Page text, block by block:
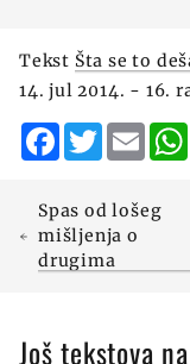
Tekst Šta se to
14. jul 2014. - 16.
Facebook
Twitter
Spas od lošeg
mišljenja o
drugima
Još tekstova